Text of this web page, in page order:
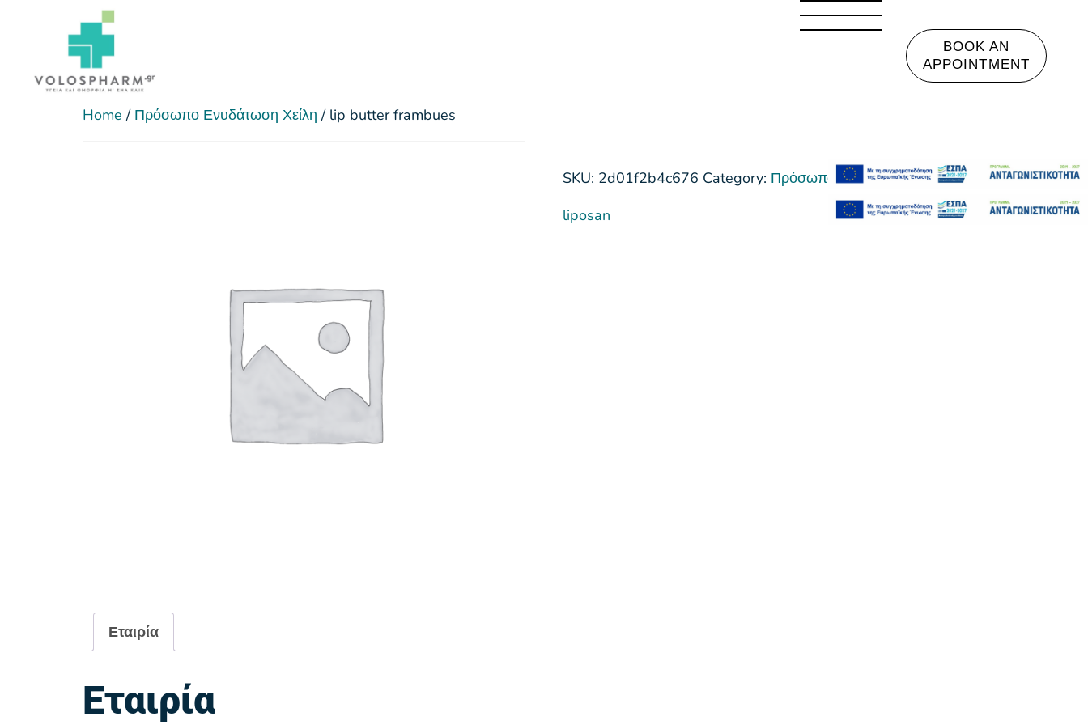
BOOK AN
APPOINTMENT
Home / Πρόσωπο Ενυδάτωση Χείλη / lip butter frambues
SKU: 2d01f2b4c676 Category: Πρόσωπο Ενυδάτωση Χείλη
liposan
Εταιρία
Εταιρία